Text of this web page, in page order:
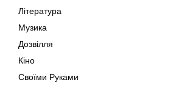
Література
Музика
Дозвілля
Кіно
Своїми Руками